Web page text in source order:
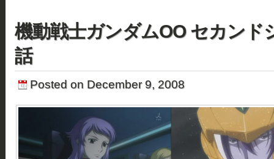
機動戦士ガンダムOO セカンド
話
Posted on December 9, 2008